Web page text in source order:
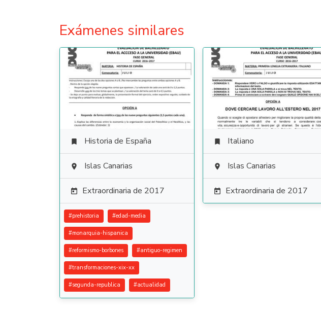
Exámenes similares
 Historia de España
 Islas Canarias
 Extraordinaria de 2017
#prehistoria #edad-media
#monarquia-hispanica
#reformismo-borbones #antiguo-regimen
#transformaciones-xix-xx
#segunda-republica #actualidad
 Italiano
 Islas Canarias
 Extraordinaria de 2017